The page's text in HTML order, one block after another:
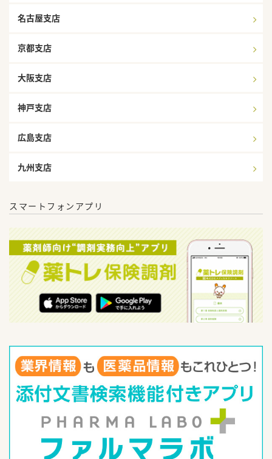
名古屋支店
京都支店
大阪支店
神戸支店
広島支店
九州支店
スマートフォンアプリ